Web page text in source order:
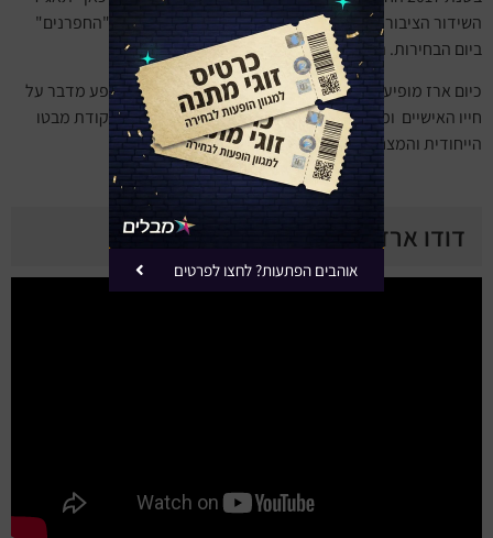
השידור הציבורי. בשנת 2020 הגיש את ספיישל של תוכנית "החפרנים"
ביום הבחירות. השתתף בסדרה הקומית "קופה ראשית".
כיום ארז מופיע ברחבי הארץ עם מופע סטנדאפ שיצר. המופע מדבר על
חייו האישיים ומתייחס לתובנות שלו על עולם הטלוויזיה מנקודת מבטו
הייחודית והמצחיקה.
דודו ארז במופע סטנדאפ
אוהבים הפתעות? לחצו לפרטים